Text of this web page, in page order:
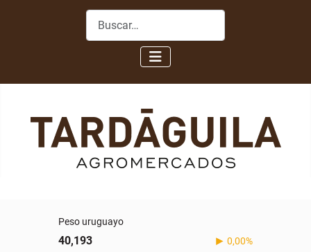
Buscar
Peso uruguayo
40,193 0,00%